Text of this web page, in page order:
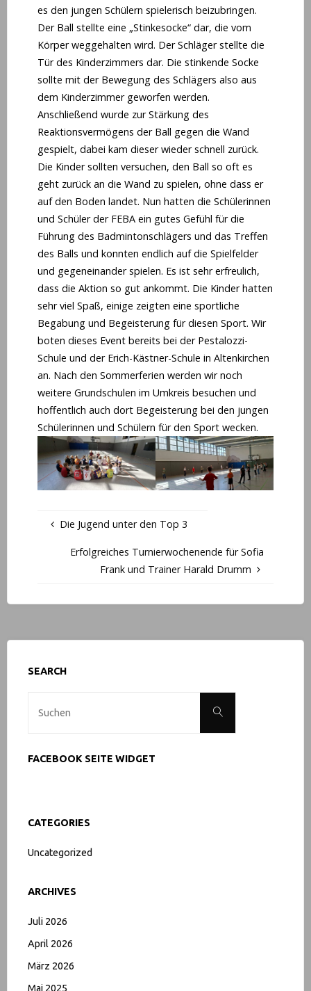
es den jungen Schülern spielerisch beizubringen.
Der Ball stellte eine „Stinkesocke“ dar, die vom
Körper weggehalten wird. Der Schläger stellte die
Tür des Kinderzimmers dar. Die stinkende Socke
sollte mit der Bewegung des Schlägers also aus
dem Kinderzimmer geworfen werden.
Anschließend wurde zur Stärkung des
Reaktionsvermögens der Ball gegen die Wand
gespielt, dabei kam dieser wieder schnell zurück.
Die Kinder sollten versuchen, den Ball so oft es
geht zurück an die Wand zu spielen, ohne dass er
auf den Boden landet. Nun hatten die Schülerinnen
und Schüler der FEBA ein gutes Gefühl für die
Führung des Badmintonschlägers und das Treffen
des Balls und konnten endlich auf die Spielfelder
und gegeneinander spielen. Es ist sehr erfreulich,
dass die Aktion so gut ankommt. Die Kinder hatten
sehr viel Spaß, einige zeigten eine sportliche
Begabung und Begeisterung für diesen Sport. Wir
boten dieses Event bereits bei der Pestalozzi-
Schule und der Erich-Kästner-Schule in Altenkirchen
an. Nach den Sommerferien werden wir noch
weitere Grundschulen im Umkreis besuchen und
hoffentlich auch dort Begeisterung bei den jungen
Schülerinnen und Schülern für den Sport wecken.
Die Jugend unter den Top 3
Erfolgreiches Turnierwochenende für Sofia
Frank und Trainer Harald Drumm
SEARCH
Suchen
FACEBOOK SEITE WIDGET
CATEGORIES
Uncategorized
ARCHIVES
Juli 2026
April 2026
März 2026
Mai 2025